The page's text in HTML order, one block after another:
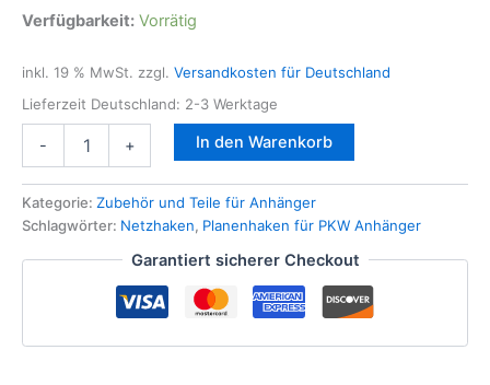
Verfügbarkeit: Vorrätig
inkl. 19 % MwSt. zzgl. Versandkosten für Deutschland
Lieferzeit Deutschland: 2-3 Werktage
-
Flachhaken
PKW
Anhänger
Netzhaken
53x13x20mm
+ In den Warenkorb
Kategorie: Zubehör und Teile für Anhänger
Schlagwörter: Netzhaken, Planenhaken für PKW Anhänger
Garantiert sicherer Checkout